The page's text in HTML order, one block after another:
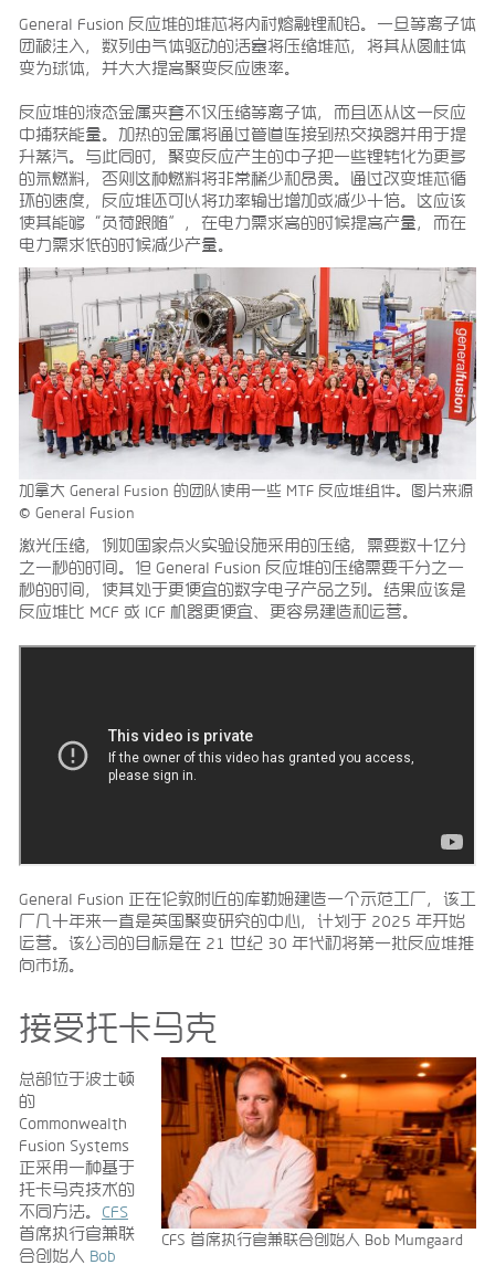
General Fusion 反应堆的堆芯将内衬熔融锂和铅。一旦等离子体
团被注入，数列由气体驱动的活塞将压缩堆芯，将其从圆柱体
变为球体，并大大提高聚变反应速率。
反应堆的液态金属夹套不仅压缩等离子体，而且还从这一反应
中捕获能量。加热的金属将通过管道连接到热交换器并用于提
升蒸汽。与此同时，聚变反应产生的中子把一些锂转化为更多
的氚燃料，否则这种燃料将非常稀少和昂贵。通过改变堆芯循
环的速度，反应堆还可以将功率输出增加或减少十倍。这应该
使其能够“负荷跟随”，在电力需求高的时候提高产量，而在
电力需求低的时候减少产量。
加拿大 General Fusion 的团队使用一些 MTF 反应堆组件。图片来源
© General Fusion
激光压缩，例如国家点火实验设施采用的压缩，需要数十亿分
之一秒的时间。但 General Fusion 反应堆的压缩需要千分之一
秒的时间，使其处于更便宜的数字电子产品之列。结果应该是
反应堆比 MCF 或 ICF 机器更便宜、更容易建造和运营。
General Fusion 正在伦敦附近的库勒姆建造一个示范工厂，该工
厂几十年来一直是英国聚变研究的中心，计划于 2025 年开始
运营。该公司的目标是在 21 世纪 30 年代初将第一批反应堆推
向市场。
接受托卡马克
CFS 首席执行官兼联合创始人 Bob Mumgaard
总部位于波士顿
的
Commonwealth
Fusion Systems
正采用一种基于
托卡马克技术的
不同方法。 CFS
首席执行官兼联
合创始人 Bob